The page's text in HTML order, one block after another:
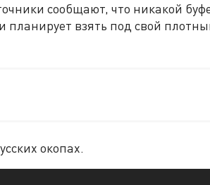
сообщают, что никакой
планирует взять под свой
окопах.